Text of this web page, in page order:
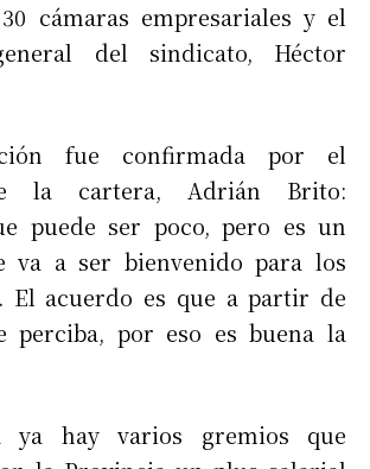
cámaras empresariales y el
del sindicato, Héctor
fue confirmada por el
la cartera, Adrián Brito:
puede ser poco, pero es un
va a ser bienvenido para los
El acuerdo es que a partir de
perciba, por eso es buena la
ya hay varios gremios que